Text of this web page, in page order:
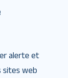
alerte et
sites web